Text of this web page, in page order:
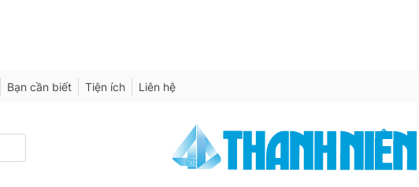
Bạn cần biết Tiện ích Liên hệ